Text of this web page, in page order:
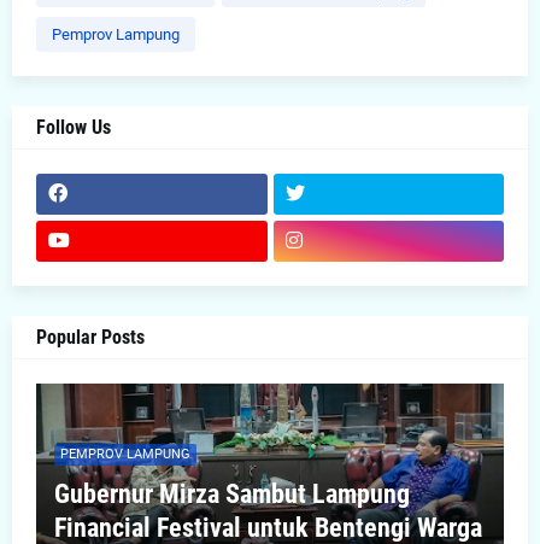
Pemprov Lampung
Follow Us
Popular Posts
PEMPROV LAMPUNG
Gubernur Mirza Sambut Lampung
Financial Festival untuk Bentengi Warga